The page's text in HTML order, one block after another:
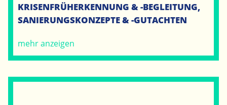
KRISENFRÜHERKENNUNG & -BEGLEITUNG,
SANIERUNGSKONZEPTE & -GUTACHTEN
mehr anzeigen